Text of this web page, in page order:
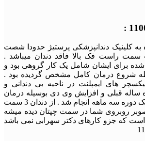
به کلینیک دندانپزشکی پرستیژ حدودا شصت
راست فک بالا فاقد دندان میباشد .
شده برای ایشان شامل یک کار گروهی بود و
شروع درمان کامل مشخص گردیده بود .
های ایمپلنت در ناحیه بی دندانی و
ساله قبلی و افزایش وی دی بوسیله درمان
ونیر کامپوزیت در یک دوره سه ماهه انجام شد . از دندان 3 سمت
روبروی شما در سمت چپتان دیده میشه
که جزو کارهای دکتر سهرابی نمی باشد